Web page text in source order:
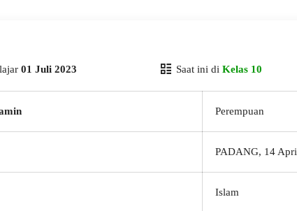
01 Juli 2023 Saat ini di Kelas 10
Perempuan
PADANG, 14
Islam